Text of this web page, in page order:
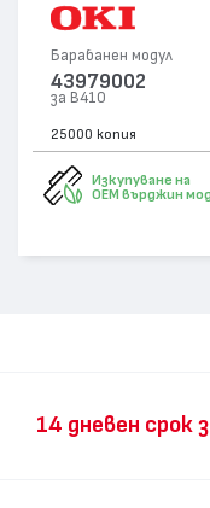
Барабанен модул
43979002
за B410
25000 копия
Изкупуване на
OEM върджин
14 дневен срок